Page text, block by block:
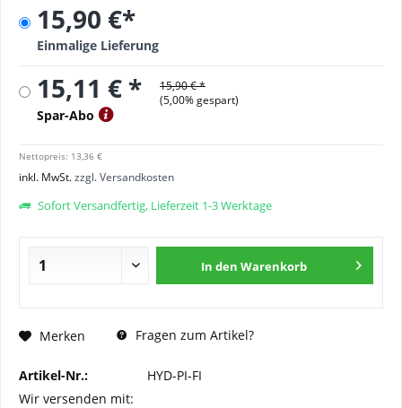
15,90 €*
Einmalige Lieferung
15,11 € *
15,90 € *
(5,00% gespart)
Spar-Abo
Nettopreis: 13,36 €
inkl. MwSt.zzgl. Versandkosten
Sofort Versandfertig, Lieferzeit 1-3 Werktage
In den Warenkorb
Merken Fragen zum Artikel?
Artikel-Nr.:
HYD-PI-FI
Wir versenden mit: